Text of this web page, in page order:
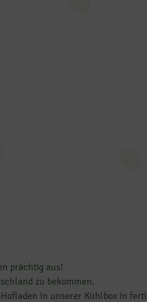
prächtig aus!
zu bekommen.
in unserer Kühlbox in